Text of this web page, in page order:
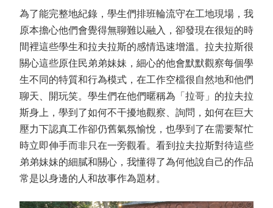
為了能完整地紀錄，學生們排班輪流守在工地現場，我
原本擔心他們會覺得無聊難以融入，卻發現在很短的時
間裡這些學生和拉夫拉斯的感情迅速增溫。拉夫拉斯很
關心這些原住民弟弟妹妹，細心的他會默默觀察每個學
生不同的特質和行為模式，在工作空檔很自然地和他們
聊天、開玩笑。學生們在他們暱稱為「拉哥」的拉夫拉
斯身上，學到了如何不干擾地觀察、詢問，如何在巨大
壓力下認真工作卻仍舊氣氛愉悅，也學到了在需要幫忙
時立即伸手而非只在一旁觀看。看到拉夫拉斯對待這些
弟弟妹妹的細膩和關心，我懂得了為何他說自己的作品
常是以身邊的人和故事作為題材。